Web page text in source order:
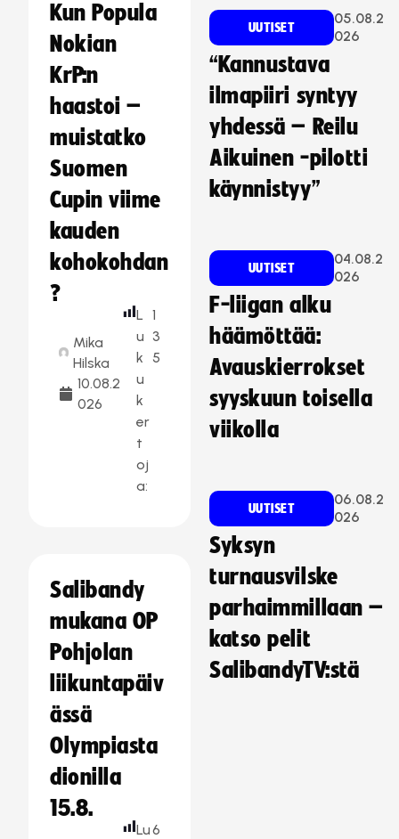
Kun Popula
Nokian
KrP:n
haastoi –
muistatko
Suomen
Cupin viime
kauden
kohokohdan
?
Mika
Hilska
10.08.2
026
L
u
k
u
k
er
t
oj
a:
1
3
5
Salibandy
mukana OP
Pohjolan
liikuntapäiv
ässä
Olympiasta
dionilla
15.8.
Lu6
UUTISET
05.08.2
026
“Kannustava
ilmapiiri syntyy
yhdessä – Reilu
Aikuinen -pilotti
käynnistyy”
UUTISET
04.08.2
026
F-liigan alku
häämöttää:
Avauskierrokset
syyskuun toisella
viikolla
UUTISET
06.08.2
026
Syksyn
turnausvilske
parhaimmillaan –
katso pelit
SalibandyTV:stä